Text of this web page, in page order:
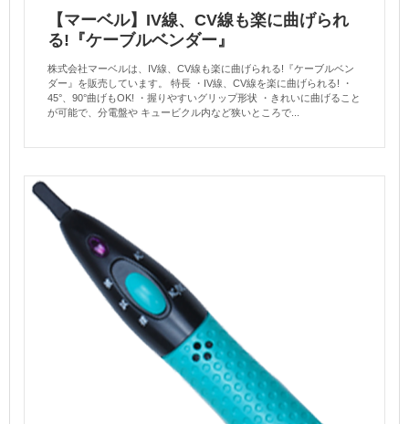
【マーベル】IV線、CV線も楽に曲げられ
る!『ケーブルベンダー』
株式会社マーベルは、IV線、CV線も楽に曲げられる!『ケーブルベン
ダー』を販売しています。 特長 ・IV線、CV線を楽に曲げられる! ・
45°、90°曲げもOK! ・握りやすいグリップ形状 ・きれいに曲げること
が可能で、分電盤や キュービクル内など狭いところで...